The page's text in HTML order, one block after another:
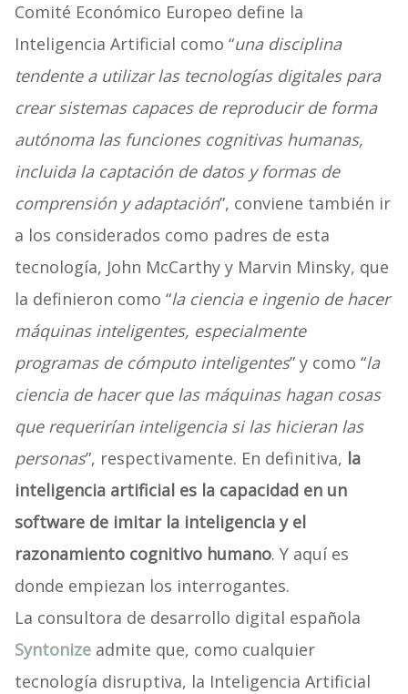
Comité Económico Europeo define la
Inteligencia Artificial como “una disciplina
tendente a utilizar las tecnologías digitales para
crear sistemas capaces de reproducir de forma
autónoma las funciones cognitivas humanas,
incluida la captación de datos y formas de
comprensión y adaptación”, conviene también ir
a los considerados como padres de esta
tecnología, John McCarthy y Marvin Minsky, que
la definieron como “la ciencia e ingenio de hacer
máquinas inteligentes, especialmente
programas de cómputo inteligentes” y como “la
ciencia de hacer que las máquinas hagan cosas
que requerirían inteligencia si las hicieran las
personas”, respectivamente. En definitiva, la
inteligencia artificial es la capacidad en un
software de imitar la inteligencia y el
razonamiento cognitivo humano. Y aquí es
donde empiezan los interrogantes.
La consultora de desarrollo digital española
Syntonizeadmite que, como cualquier
tecnología disruptiva, la Inteligencia Artificial